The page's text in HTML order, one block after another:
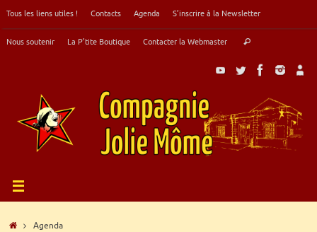
au
Tous les liens utiles ! Contacts Agenda S’inscrire à la Newsletter
Nous soutenir La P’tite Boutique Contacter la Webmaster Rechercher
Accueil
Agenda